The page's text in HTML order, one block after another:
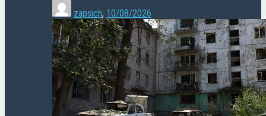
zapsich, 10/08/2026